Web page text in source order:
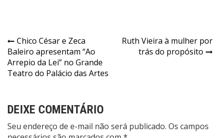
Navegação
de
Post
Chico César e Zeca
Baleiro apresentam “Ao
Arrepio da Lei” no Grande
Teatro do Palácio das Artes
Ruth Vieira à mulher por
trás do propósito
DEIXE COMENTÁRIO
Seu endereço de e-mail não será publicado. Os campos